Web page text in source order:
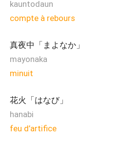
kauntodaun
compte à rebours
真夜中「まよなか」
mayonaka
minuit
花火「はなび」
hanabi
feu d’artifice